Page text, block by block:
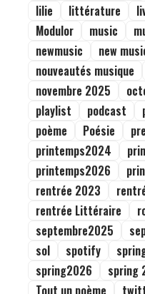
lilie
littérature
Modulor
music
newmusic
new
nouveautés musique
novembre 2025
playlist
podcast
poème
Poésie
printemps2024
printemps2026
rentrée 2023
rentrée Littéraire
septembre2025
sol
spotify
spring2026
spring
Tout un poème